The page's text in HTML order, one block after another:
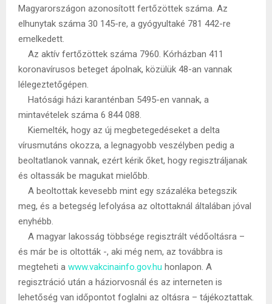
Magyarországon azonosított fertőzöttek száma. Az
elhunytak száma 30 145-re, a gyógyultaké 781 442-re
emelkedett.
Az aktív fertőzöttek száma 7960. Kórházban 411
koronavírusos beteget ápolnak, közülük 48-an vannak
lélegeztetőgépen.
Hatósági házi karanténban 5495-en vannak, a
mintavételek száma 6 844 088.
Kiemelték, hogy az új megbetegedéseket a delta
vírusmutáns okozza, a legnagyobb veszélyben pedig a
beoltatlanok vannak, ezért kérik őket, hogy regisztráljanak
és oltassák be magukat mielőbb.
A beoltottak kevesebb mint egy százaléka betegszik
meg, és a betegség lefolyása az oltottaknál általában jóval
enyhébb.
A magyar lakosság többsége regisztrált védőoltásra –
és már be is oltották -, aki még nem, az továbbra is
megteheti a www.vakcinainfo.gov.hu honlapon. A
regisztráció után a háziorvosnál és az interneten is
lehetőség van időpontot foglalni az oltásra – tájékoztattak.